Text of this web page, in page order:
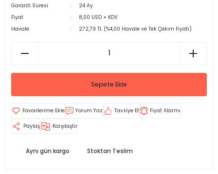
Garanti Süresi
24 Ay
Fiyat
8,00 USD + KDV
Havale
272,79 TL (%4,00 Havale ve Tek Çekim Fiyatı)
Sepete Ekle
Yorum Yaz Tavsiye Et Fiyat Alarmı
Paylaş Karşılaştır
Aynı gün kargo Stoktan Teslim